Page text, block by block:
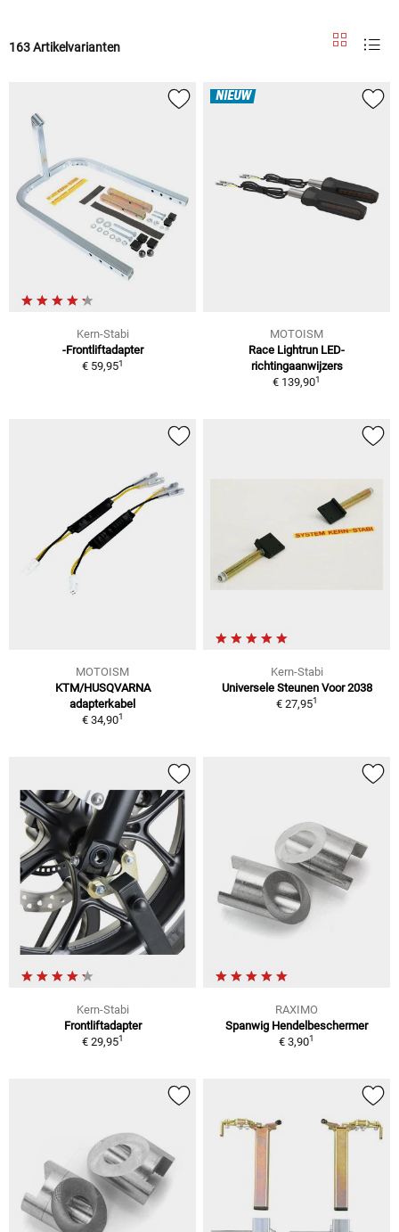
163 Artikelvarianten
Kern-Stabi
-Frontliftadapter
€ 59,951
NIEUW
MOTOISM
Race Lightrun LED-
richtingaanwijzers
€ 139,901
MOTOISM
KTM/HUSQVARNA
adapterkabel
€ 34,901
Kern-Stabi
Universele Steunen Voor 2038
€ 27,951
Kern-Stabi
Frontliftadapter
€ 29,951
RAXIMO
Spanwig Hendelbeschermer
€ 3,901